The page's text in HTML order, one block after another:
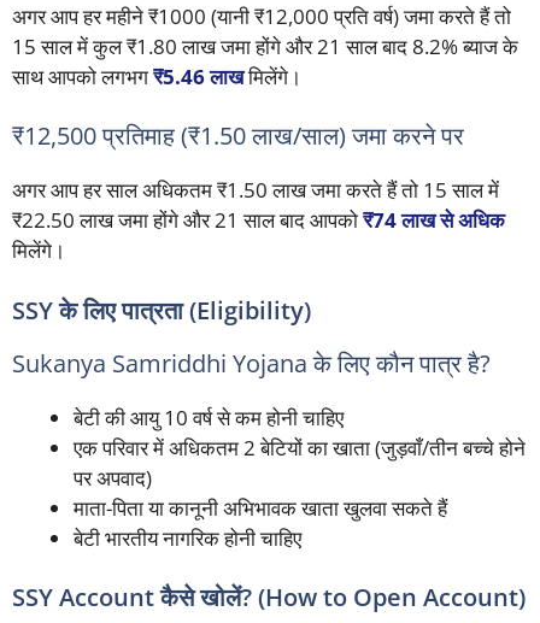
अगर आप हर महीने ₹1000 (यानी ₹12,000 प्रति वर्ष) जमा करते हैं तो
15 साल में कुल ₹1.80 लाख जमा होंगे और 21 साल बाद 8.2% ब्याज के
साथ आपको लगभग₹5.46 लाखमिलेंगे।
₹12,500 प्रतिमाह (₹1.50 लाख/साल) जमा करने पर
अगर आप हर साल अधिकतम ₹1.50 लाख जमा करते हैं तो 15 साल में
₹22.50 लाख जमा होंगे और 21 साल बाद आपको₹74 लाख से अधिक
मिलेंगे।
SSY के लिए पात्रता (Eligibility)
Sukanya Samriddhi Yojana के लिए कौन पात्र है?
बेटी की आयु 10 वर्ष से कम होनी चाहिए
एक परिवार में अधिकतम 2 बेटियों का खाता (जुड़वाँ/तीन बच्चे होने
पर अपवाद)
माता-पिता या कानूनी अभिभावक खाता खुलवा सकते हैं
बेटी भारतीय नागरिक होनी चाहिए
SSY Account कैसे खोलें? (How to Open Account)